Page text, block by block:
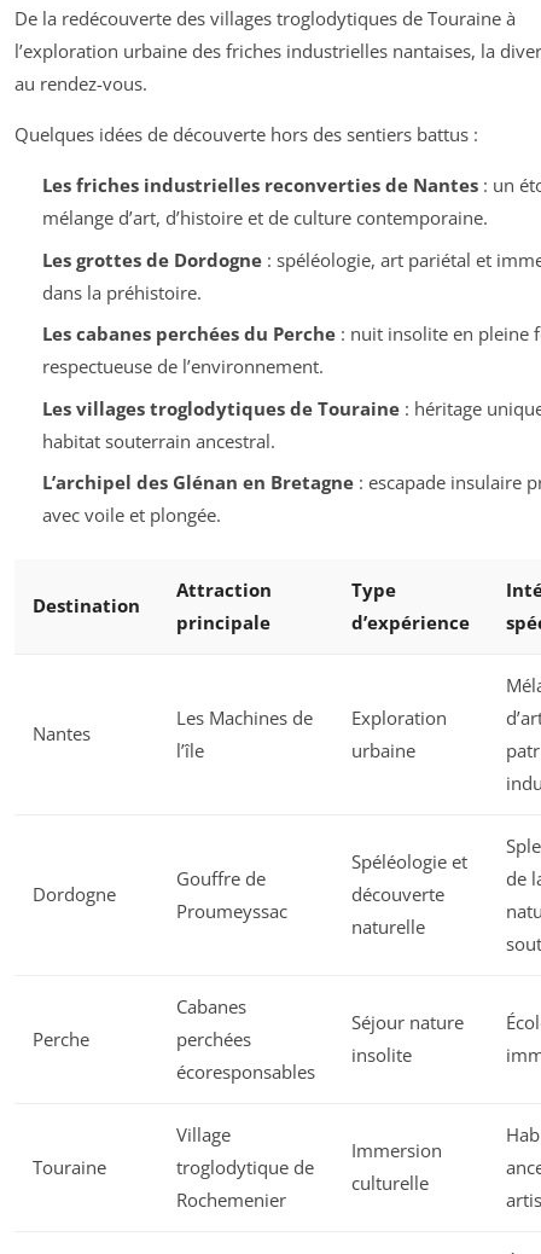
De la redécouverte des villages troglodytiques de Touraine à
l’exploration urbaine des friches industrielles nantaises, la
au rendez-vous.
Quelques idées de découverte hors des sentiers battus :
Les friches industrielles reconverties de Nantes: un
mélange d’art, d’histoire et de culture contemporaine.
Les grottes de Dordogne: spéléologie, art pariétal et
dans la préhistoire.
Les cabanes perchées du Perche: nuit insolite en pleine
respectueuse de l’environnement.
Les villages troglodytiques de Touraine: héritage
habitat souterrain ancestral.
L’archipel des Glénan en Bretagne: escapade insulaire
avec voile et plongée.
Destination
Attraction
principale
Type
d’expérience
Nantes
Les Machines de
l’île
Exploration
urbaine
Dordogne
Gouffre de
Proumeyssac
Spéléologie et
découverte
naturelle
de
Perche
Cabanes
perchées
écoresponsables
Séjour nature
insolite
Touraine
Village
troglodytique de
Rochemenier
Immersion
culturelle